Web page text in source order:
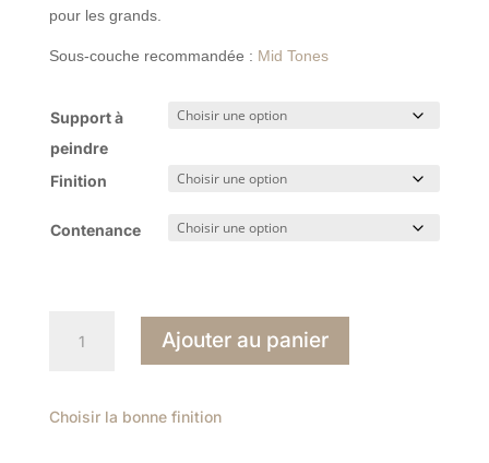
pour les grands.
Sous-couche recommandée : Mid Tones
Support à
peindre
Finition
Contenance
9801
Ajouter au panier
Choisir la bonne finition